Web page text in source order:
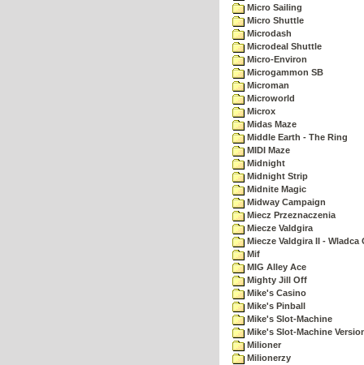
Micro Sailing
Micro Shuttle
Microdash
Microdeal Shuttle
Micro-Environ
Microgammon SB
Microman
Microworld
Microx
Midas Maze
Middle Earth - The Ring
MIDI Maze
Midnight
Midnight Strip
Midnite Magic
Midway Campaign
Miecz Przeznaczenia
Miecze Valdgira
Miecze Valdgira II - Wladca
Mif
MIG Alley Ace
Mighty Jill Off
Mike's Casino
Mike's Pinball
Mike's Slot-Machine
Mike's Slot-Machine
Milioner
Milionerzy